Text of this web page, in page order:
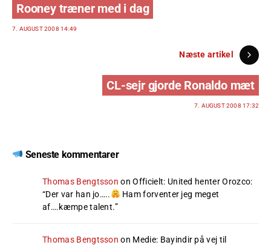
Rooney træner med i dag
7. AUGUST 2008 14:49
Næste artikel
CL-sejr gjorde Ronaldo mæt
7. AUGUST 2008 17:32
Seneste kommentarer
Thomas Bengtsson onOfficielt: United henter Orozco:
“Der var han jo…..
Ham forventer jeg meget
af….kæmpe talent.”
Thomas Bengtsson on Medie: Bayindir på vej til